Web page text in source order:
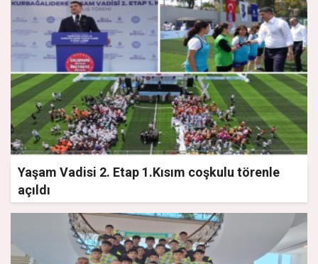
Yaşam Vadisi 2. Etap 1.Kısım coşkulu törenle
açıldı